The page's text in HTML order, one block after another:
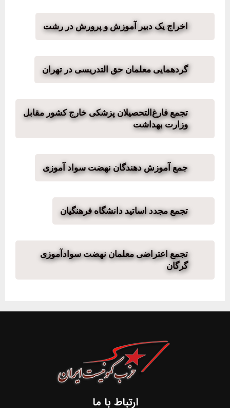
اخراج یک دبیر آموزش و پرورش در رشت
گردهمایی معلمان حق التدریسی در تهران
تجمع فارغ‌التحصیلان پزشکی خارج کشور مقابل
وزارت بهداشت
جمع آموزش دهندگان نهضت سواد آموزی
تجمع مجدد اساتید دانشگاه فرهنگیان
تجمع اعتراضی معلمان نهضت سوادآموزی
گرگان
ارتباط با ما